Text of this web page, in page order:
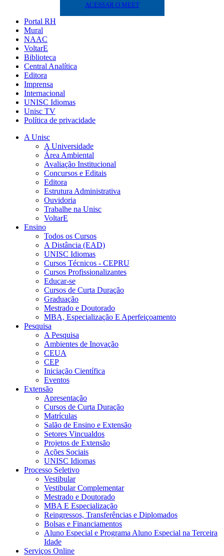
ACESSAR O MEET
Portal RH
Mural
NAAC
VoltarE
Biblioteca
Central Analítica
Editora
Imprensa
Internacional
UNISC Idiomas
Unisc TV
Política de privacidade
A Unisc
A Universidade
Área Ambiental
Avaliação Institucional
Concursos e Editais
Editora
Estrutura Administrativa
Ouvidoria
Trabalhe na Unisc
VoltarE
Ensino
Todos os Cursos
A Distância (EAD)
UNISC Idiomas
Cursos Técnicos - CEPRU
Cursos Profissionalizantes
Educar-se
Cursos de Curta Duração
Graduação
Mestrado e Doutorado
MBA, Especialização E Aperfeiçoamento
Pesquisa
A Pesquisa
Ambientes de Inovação
CEUA
CEP
Iniciação Científica
Eventos
Extensão
Apresentação
Cursos de Curta Duração
Matrículas
Salão de Ensino e Extensão
Setores Vincualdos
Projetos de Extensão
Ações Sociais
UNISC Idiomas
Processo Seletivo
Vestibular
Vestibular Complementar
Mestrado e Doutorado
MBA E Especialização
Reingressos, Transferências e Diplomados
Bolsas e Financiamentos
Aluno Especial e Programa Aluno Especial na Terceira
Idade
Serviços Online